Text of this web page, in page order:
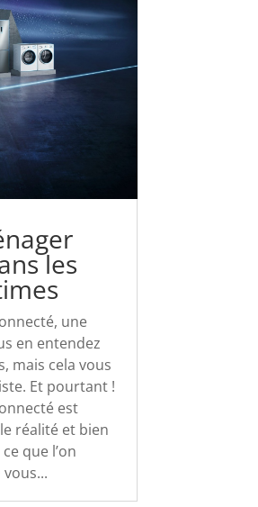
les
une
en entendez
mais cela vous
Et pourtant !
est
réalité et bien
que l’on